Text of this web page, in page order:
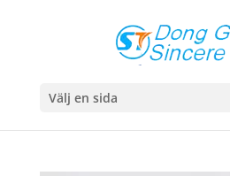
Välj en sida